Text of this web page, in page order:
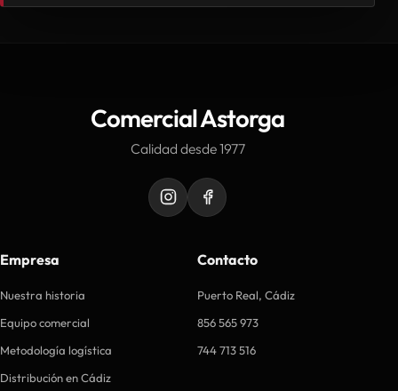
Comercial Astorga
Calidad desde 1977
Empresa
Nuestra historia
Equipo comercial
Metodología logística
Distribución en Cádiz
Contacto
Puerto Real, Cádiz
856 565 973
744 713 516